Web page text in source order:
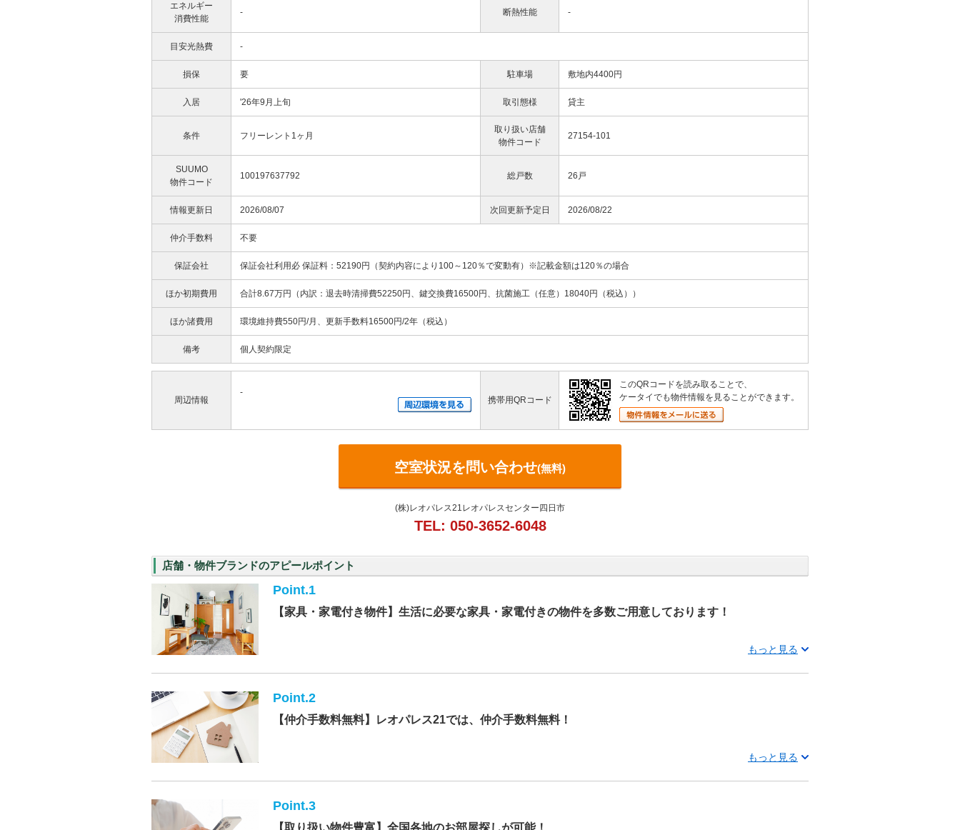
エネルギー
消費性能
- 断熱性能 -
目安光熱費 -
損保 要 駐車場 敷地内4400円
入居 '26年9月上旬 取引態様 貸主
条件 フリーレント1ヶ月
取り扱い店舗
物件コード
27154-101
SUUMO
物件コード
100197637792 総戸数 26戸
情報更新日 2026/08/07 次回更新予定日 2026/08/22
仲介手数料 不要
保証会社 保証会社利用必 保証料：52190円（契約内容により100～120％で変動有）※記載金額は120％の場合
ほか初期費用 合計8.67万円（内訳：退去時清掃費52250円、鍵交換費16500円、抗菌施工（任意）18040円（税込））
ほか諸費用 環境維持費550円/月、更新手数料16500円/2年（税込）
備考 個人契約限定
周辺情報
-
携帯用QRコード
このQRコードを読み取ることで、
ケータイでも物件情報を見ることができます。
空室状況を問い合わせ(無料)
(株)レオパレス21レオパレスセンター四日市
TEL: 050-3652-6048
店舗・物件ブランドのアピールポイント
Point.1
【家具・家電付き物件】生活に必要な家具・家電付きの物件を多数ご用意しております！
もっと見る
Point.2
【仲介手数料無料】レオパレス21では、仲介手数料無料！
もっと見る
Point.3
【取り扱い物件豊富】全国各地のお部屋探しが可能！